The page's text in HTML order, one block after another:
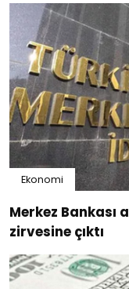
Ekonomi
Merkez Bankası
zirvesine çıktı